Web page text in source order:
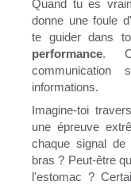
Quand tu es
donne une foule
te guider dans
performance.
informations.
Imagine-toi
une épreuve
chaque signal de
bras ? Peut-être
l'estomac ?